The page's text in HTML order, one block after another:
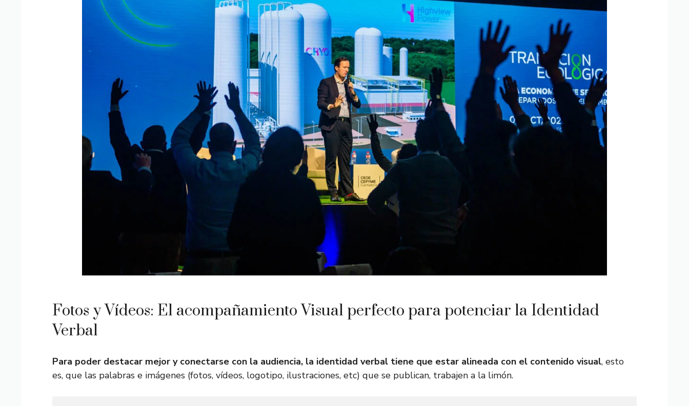
Fotos y Vídeos: El acompañamiento Visual perfecto para potenciar la Identidad
Verbal
Para poder destacar mejor y conectarse con la audiencia, la identidad verbal tiene que estar alineada con el contenido visual, esto
es, que las palabras e imágenes (fotos, vídeos, logotipo, ilustraciones, etc) que se publican, trabajen a la limón.